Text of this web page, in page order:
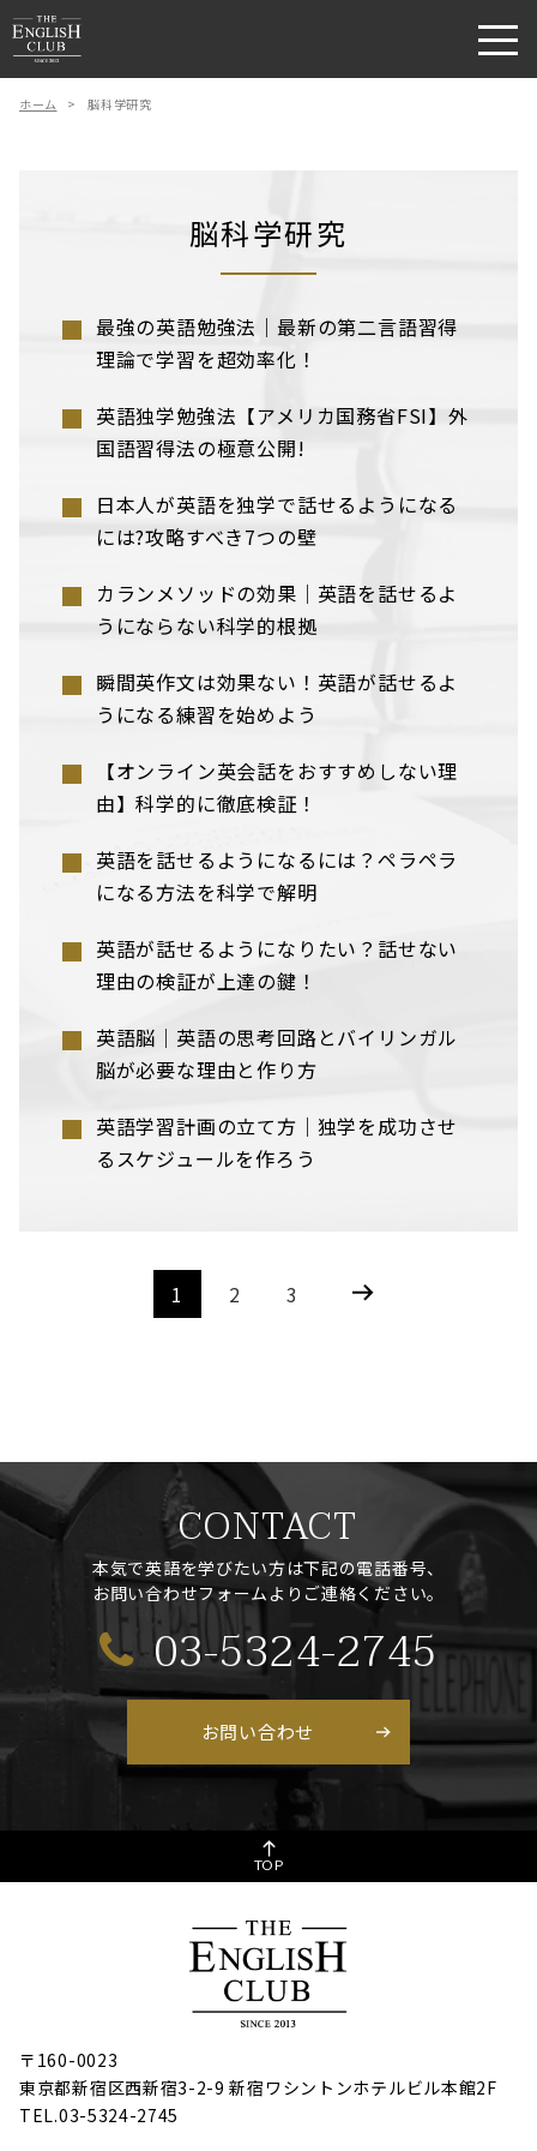
ホーム > 脳科学研究
脳科学研究
最強の英語勉強法｜最新の第二言語習得
理論で学習を超効率化！
英語独学勉強法【アメリカ国務省FSI】外
国語習得法の極意公開!
日本人が英語を独学で話せるようになる
には?攻略すべき7つの壁
カランメソッドの効果｜英語を話せるよ
うにならない科学的根拠
瞬間英作文は効果ない！英語が話せるよ
うになる練習を始めよう
【オンライン英会話をおすすめしない理
由】科学的に徹底検証！
英語を話せるようになるには？ペラペラ
になる方法を科学で解明
英語が話せるようになりたい？話せない
理由の検証が上達の鍵！
英語脳｜英語の思考回路とバイリンガル
脳が必要な理由と作り方
英語学習計画の立て方｜独学を成功させ
るスケジュールを作ろう
1 2 3
CONTACT
本気で英語を学びたい方は下記の電話番号、
お問い合わせフォームよりご連絡ください。
03-5324-2745
お問い合わせ
TOP
〒160-0023
東京都新宿区西新宿3-2-9 新宿ワシントンホテルビル本館2F
TEL.03-5324-2745